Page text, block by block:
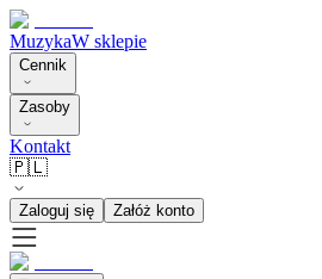
MuzykaW sklepie
Cennik
Zasoby
Kontakt
🇵🇱
Zaloguj się Załóż konto